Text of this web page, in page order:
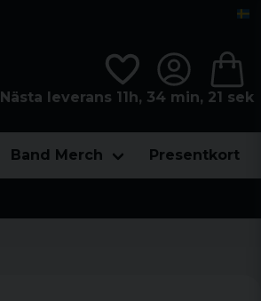
Nästa leverans 11h, 34 min, 20 sek
Band Merch Presentkort